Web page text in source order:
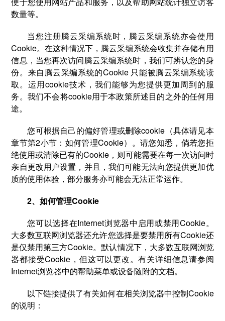
数量等。
当您注册腾云采编系统时，腾云采编系统亦会使用
Cookie。在这种情况下，腾云采编系统会收集并存储有用
信息，当您再次访问腾云采编系统时，我们可辨认您的身
份。来自腾云采编系统的Cookie 只能被腾云采编系统读
取。运用cookie技术，我们能够为您提供更加周到的服
务。我们不会将cookie用于本政策所述目的之外的任何用
途。
您可根据自己的偏好管理或删除cookie（具体请见本
章节第2小节：如何管理Cookie）。请您知悉，倘若您拒
绝使用或清除已有的Cookie，则可能需要在每一次访问时
亲自更改用户设置，并且，我们可能无法向您提供更加优
质的使用体验，部分服务亦可能会无法正常运作。
2、如何管理Cookie
您可以选择在Internet浏览器中启用或禁用Cookie。
大多数互联网浏览器还允许您选择是要禁用所有Cookie还
是仅禁用第三方Cookie。默认情况下，大多数互联网浏览
器都接受Cookie，但这可以更改。有关详细信息请参阅
Internet浏览器中的帮助菜单或设备随附的文档。
以下链接提供了有关如何在相关浏览器中控制Cookie
的说明：